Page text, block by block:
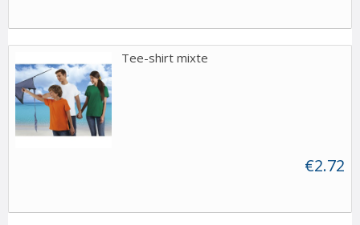
Tee-shirt mixte
€2.72